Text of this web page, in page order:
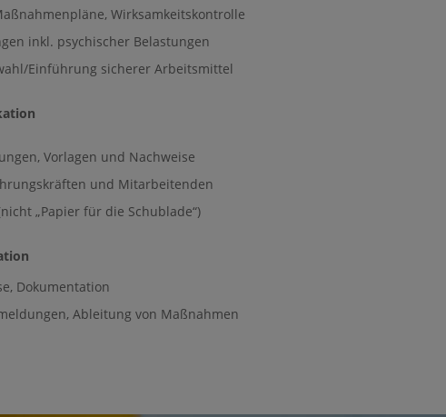
Wirksamkeitskontrolle
inkl. psychischer Belastungen
Einführung sicherer Arbeitsmittel
Vorlagen und Nachweise
und Mitarbeitenden
„Papier für die Schublade“)
Dokumentation
Ableitung von Maßnahmen